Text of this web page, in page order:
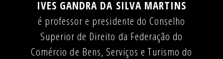
IVES GANDRA DA SILVA MARTINS
é professor e presidente do Conselho
Superior de Direito da Federação do
Comércio de Bens, Serviços e Turismo do